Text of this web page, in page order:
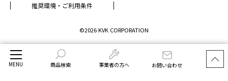
MENU 商品検索 事業者の方へ お問い合わせ
推奨環境・ご利用条件
©2026 KVK CORPORATION